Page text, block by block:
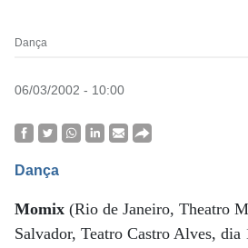
Dança
06/03/2002 - 10:00
Dança
Momix (Rio de Janeiro, Theatro
Salvador, Teatro Castro Alves,